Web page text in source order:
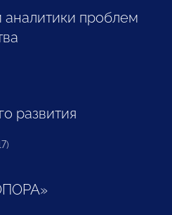
аналитики проблем
развития